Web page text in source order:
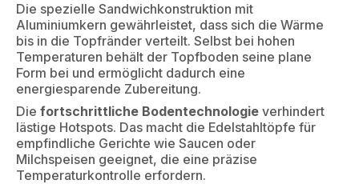
Die spezielle Sandwichkonstruktion mit
Aluminiumkern gewährleistet, dass sich die Wärme
bis in die Topfränder verteilt. Selbst bei hohen
Temperaturen behält der Topfboden seine plane
Form bei und ermöglicht dadurch eine
energiesparende Zubereitung.
Die fortschrittliche Bodentechnologie verhindert
lästige Hotspots. Das macht die Edelstahltöpfe für
empfindliche Gerichte wie Saucen oder
Milchspeisen geeignet, die eine präzise
Temperaturkontrolle erfordern.